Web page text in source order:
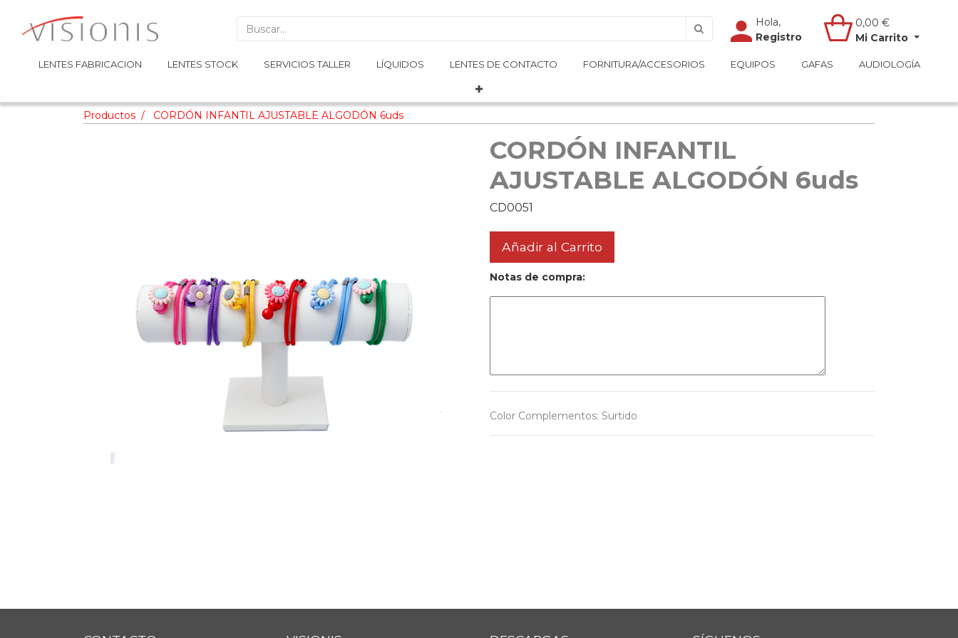
Hola,
Registro
0,00 €
Mi Carrito
LENTES FABRICACION LENTES STOCK SERVICIOS TALLER LÍQUIDOS LENTES DE CONTACTO FORNITURA/ACCESORIOS EQUIPOS GAFAS AUDIOLOGÍA
Hola,
Registro
0,00 €
Mi Carrito
LENTES FABRICACION LENTES STOCK SERVICIOS TALLER LÍQUIDOS LENTES DE CONTACTO FORNITURA/ACCESORIOS EQUIPOS GAFAS AUDIOLOGÍA
Productos CORDÓN INFANTIL AJUSTABLE ALGODÓN 6uds
CORDÓN INFANTIL
AJUSTABLE ALGODÓN 6uds
CD0051
Añadir al Carrito
Notas de compra:
Color Complementos: Surtido